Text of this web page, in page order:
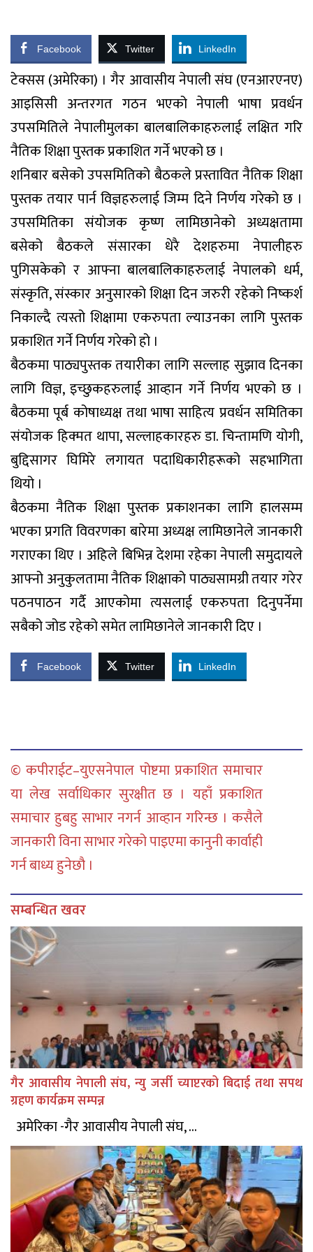
Facebook Twitter LinkedIn
टेक्सस (अमेरिका) । गैर आवासीय नेपाली संघ (एनआरएनए)
आइसिसी अन्तरगत गठन भएको नेपाली भाषा प्रवर्धन
उपसमितिले नेपालीमुलका बालबालिकाहरुलाई लक्षित गरि
नैतिक शिक्षा पुस्तक प्रकाशित गर्ने भएको छ ।
शनिबार बसेको उपसमितिको बैठकले प्रस्तावित नैतिक शिक्षा
पुस्तक तयार पार्न विज्ञहरुलाई जिम्म दिने निर्णय गरेको छ ।
उपसमितिका संयोजक कृष्ण लामिछानेको अध्यक्षतामा
बसेको बैठकले संसारका धेरै देशहरुमा नेपालीहरु
पुगिसकेको र आफ्ना बालबालिकाहरुलाई नेपालको धर्म,
संस्कृति, संस्कार अनुसारको शिक्षा दिन जरुरी रहेको निष्कर्श
निकाल्दै त्यस्तो शिक्षामा एकरुपता ल्याउनका लागि पुस्तक
प्रकाशित गर्ने निर्णय गरेको हो ।
बैठकमा पाठ्यपुस्तक तयारीका लागि सल्लाह सुझाव दिनका
लागि विज्ञ, इच्छुकहरुलाई आव्हान गर्ने निर्णय भएको छ ।
बैठकमा पूर्ब कोषाध्यक्ष तथा भाषा साहित्य प्रवर्धन समितिका
संयोजक हिक्मत थापा, सल्लाहकारहरु डा. चिन्तामणि योगी,
बुद्दिसागर घिमिरे लगायत पदाधिकारीहरूको सहभागिता
थियो ।
बैठकमा नैतिक शिक्षा पुस्तक प्रकाशनका लागि हालसम्म
भएका प्रगति विवरणका बारेमा अध्यक्ष लामिछानेले जानकारी
गराएका थिए । अहिले बिभिन्न देशमा रहेका नेपाली समुदायले
आफ्नो अनुकुलतामा नैतिक शिक्षाको पाठ्यसामग्री तयार गरेर
पठनपाठन गर्दै आएकोमा त्यसलाई एकरुपता दिनुपर्नेमा
सबैको जोड रहेको समेत लामिछानेले जानकारी दिए ।
Facebook Twitter LinkedIn
© कपीराईट–युएसनेपाल पोष्टमा प्रकाशित समाचार
या लेख सर्वाधिकार सुरक्षीत छ । यहाँ प्रकाशित
समाचार हुबहु साभार नगर्न आव्हान गरिन्छ । कसैले
जानकारी विना साभार गरेको पाइएमा कानुनी कार्वाही
गर्न बाध्य हुनेछौ ।
सम्बन्धित खवर
गैर आवासीय नेपाली संघ, न्यु जर्सी च्याप्टरको बिदाई तथा सपथ
ग्रहण कार्यक्रम सम्पन्न
अमेरिका -गैर आवासीय नेपाली संघ, ...